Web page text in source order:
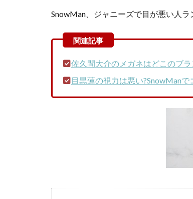
SnowMan、ジャニーズで目が悪い人ラ
佐久間大介のメガネはどこのブ
目黒蓮の視力は悪い?SnowMan